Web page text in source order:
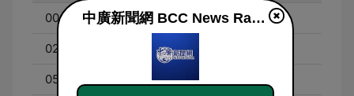
00:00 - 02:00 午夜劇場
02:00 - 05:00 精彩節目回顧
05:00 - 06:00 心靈的春天
中廣新聞網 BCC News Radio live luisteren